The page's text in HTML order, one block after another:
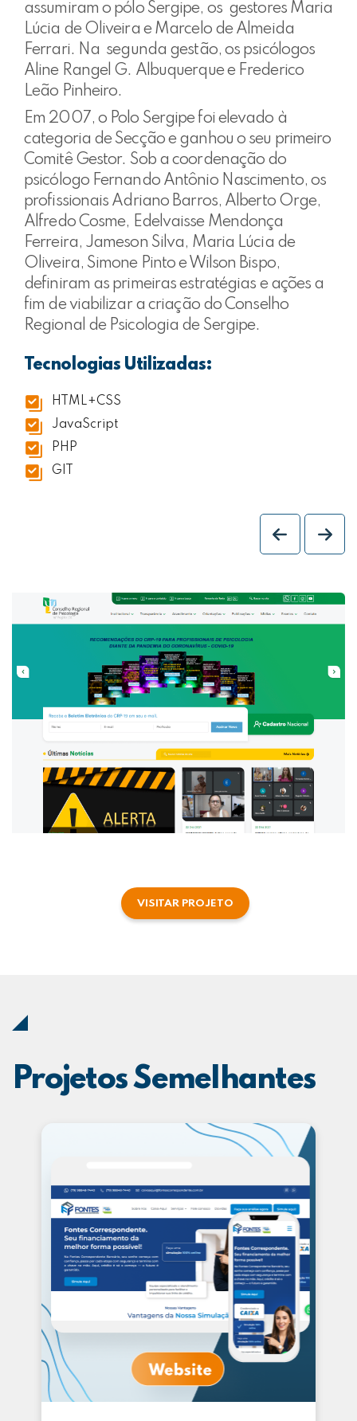
assumiram o pólo Sergipe, os gestores Maria
Lúcia de Oliveira e Marcelo de Almeida
Ferrari. Na segunda gestão, os psicólogos
Aline Rangel G. Albuquerque e Frederico
Leão Pinheiro.
Em 2007, o Polo Sergipe foi elevado à
categoria de Secção e ganhou o seu primeiro
Comitê Gestor. Sob a coordenação do
psicólogo Fernando Antônio Nascimento, os
profissionais Adriano Barros, Alberto Orge,
Alfredo Cosme, Edelvaisse Mendonça
Ferreira, Jameson Silva, Maria Lúcia de
Oliveira, Simone Pinto e Wilson Bispo,
definiram as primeiras estratégias e ações a
fim de viabilizar a criação do Conselho
Regional de Psicologia de Sergipe.
Tecnologias Utilizadas:
HTML+CSS
JavaScript
PHP
GIT
VISITAR PROJETO
Projetos Semelhantes